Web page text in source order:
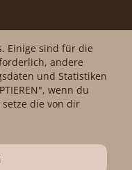
Impressum
Einige sind für die
andere
und Statistiken
wenn du
die von dir